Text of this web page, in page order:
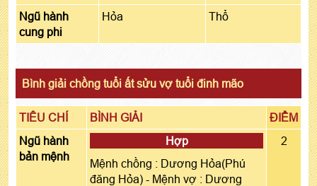
Ngũ hành
cung phi
Hỏa Thổ
Bình giải chồng tuổi ất sửu vợ tuổi đinh mão
TIÊU CHÍ BÌNH GIẢI
ĐIỂM
Ngũ hành
bản mệnh
Hợp
Mệnh chồng : Dương Hỏa(Phú
đăng Hỏa) - Mệnh vợ : Dương
2